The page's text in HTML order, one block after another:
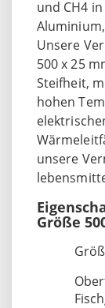
und CH4
Unsere
500 x 25
Steifheit,
hohen
unsere
Größe